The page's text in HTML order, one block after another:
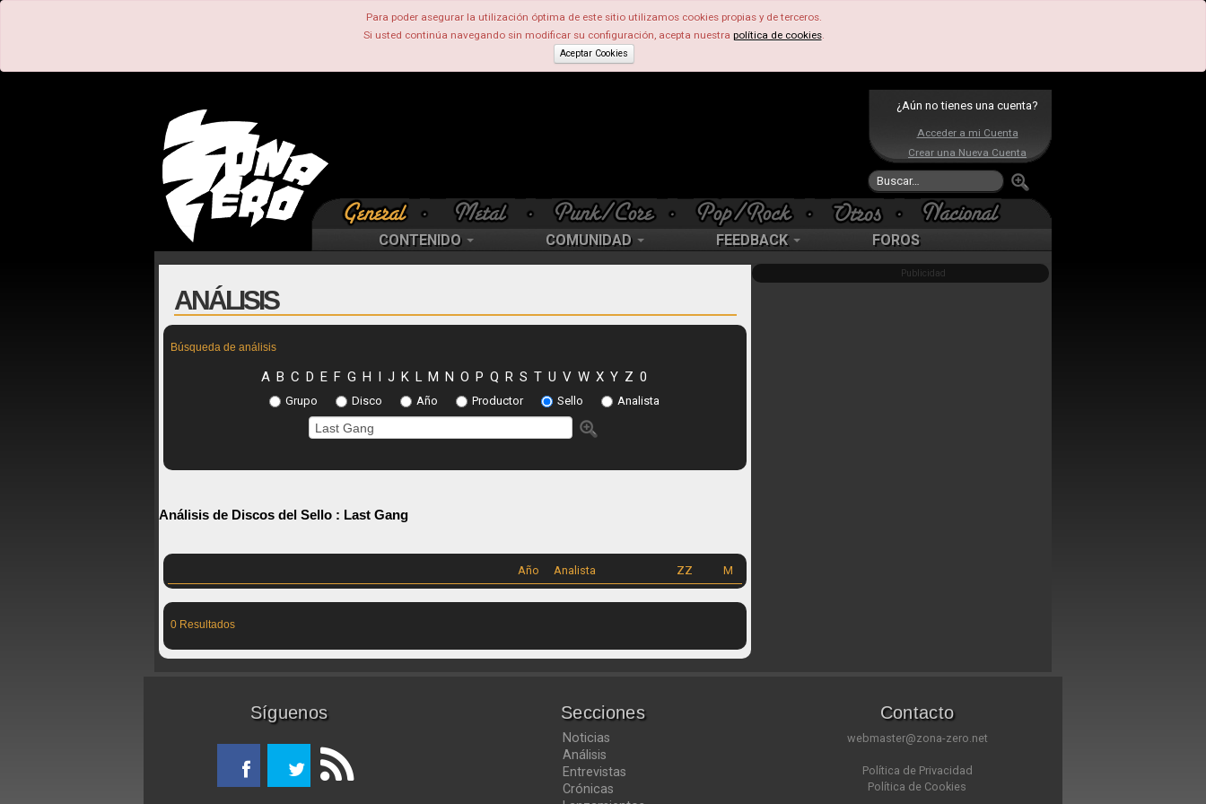
Para poder asegurar la utilización óptima de este sitio utilizamos cookies propias y de terceros.
Si usted continúa navegando sin modificar su configuración, acepta nuestra política de cookies.
Aceptar Cookies
¿Aún no tienes una cuenta?
Acceder a mi Cuenta
Crear una Nueva Cuenta
CONTENIDO COMUNIDAD FEEDBACK FOROS
ANÁLISIS
Búsqueda de análisis
A B C D E F G H I J K L M N O P Q R S T U V W X Y Z 0
Grupo Disco Año Productor Sello Analista
Análisis de Discos del Sello : Last Gang
M
ZZ
Analista
Año
0 Resultados
Publicidad
Síguenos Secciones
Noticias
Análisis
Entrevistas
Crónicas
Contacto
webmaster@zona-zero.net
Política de Privacidad
Política de Cookies